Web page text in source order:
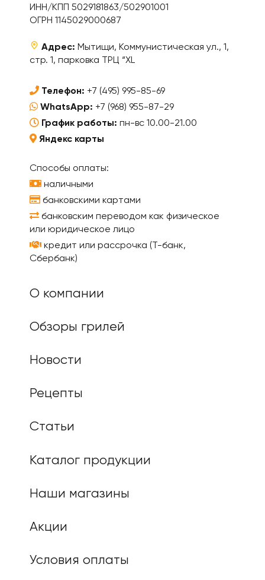
ИНН/КПП 5029181863/502901001
ОГРН 1145029000687
Адрес: Мытищи, Коммунистическая ул., 1,
стр. 1, парковка ТРЦ “XL
Телефон: +7 (495) 995-85-69
WhatsApp: +7 (968) 955-87-29
График работы: пн-вс 10.00-21.00
Яндекс карты
Способы оплаты:
наличными
банковскими картами
банковским переводом как физическое
или юридическое лицо
кредит или рассрочка (Т-банк,
Сбербанк)
О компании
Обзоры грилей
Новости
Рецепты
Статьи
Каталог продукции
Наши магазины
Акции
Условия оплаты